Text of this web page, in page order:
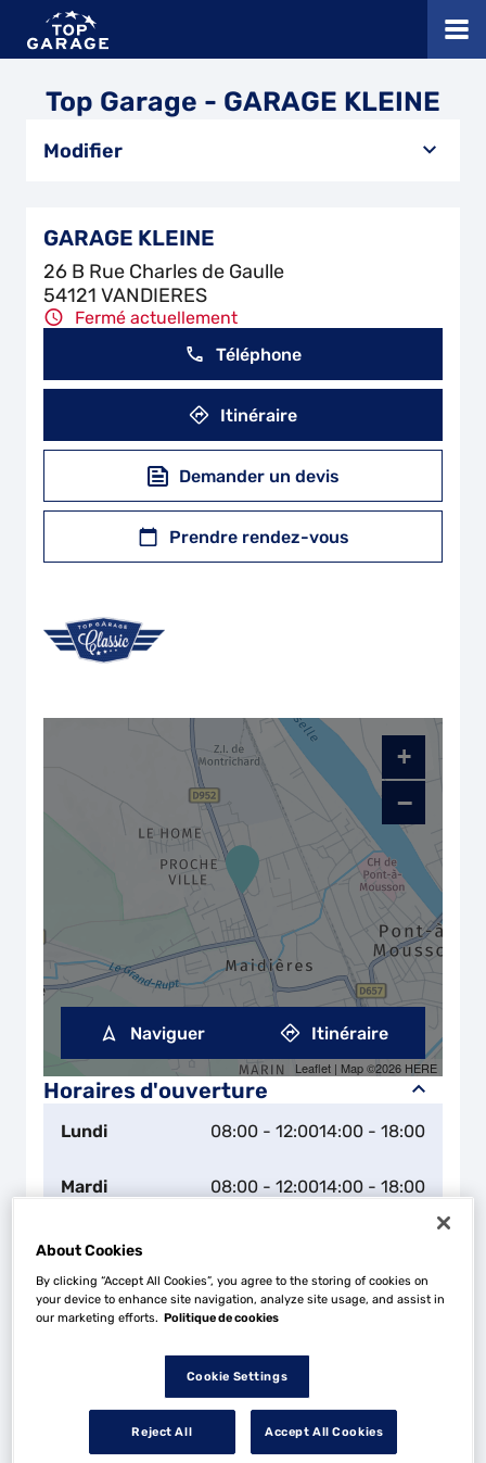
Top Garage - GARAGE KLEINE
Modifier
GARAGE KLEINE
26 B Rue Charles de Gaulle
54121 VANDIERES
Fermé actuellement
Téléphone
Itinéraire
Demander un devis
Prendre rendez-vous
Horaires d'ouverture
Lundi 08:00 - 12:0014:00 - 18:00
Mardi 08:00 - 12:0014:00 - 18:00
Mercredi
Jeudi 08:00 - 12:0014:00 - 18:00
08:00 - 12:00
Samedi Fermé
+
−
Leaflet | Map ©2026 HERE
Naviguer Itinéraire
About Cookies
By clicking “Accept All Cookies”, you agree to the storing of cookies on
your device to enhance site navigation, analyze site usage, and assist in
our marketing efforts. Politique de cookies
Cookie Settings
Reject All Accept All Cookies